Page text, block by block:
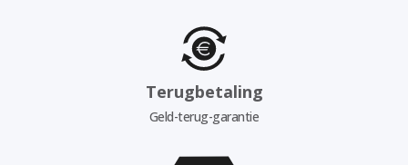
Terugbetaling
Geld-terug-garantie